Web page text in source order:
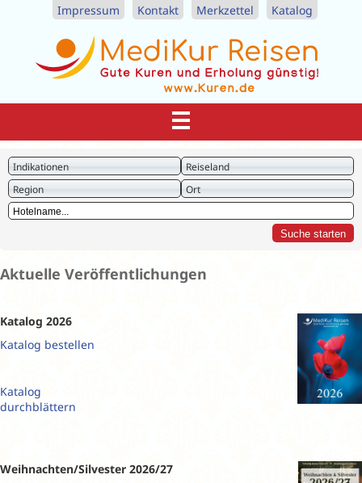
Impressum Kontakt Merkzettel Katalog
Indikationen
Reiseland
Region
Ort
Aktuelle Veröffentlichungen
Katalog 2026
Katalog bestellen
Katalog
durchblättern
Weihnachten/Silvester 2026/27